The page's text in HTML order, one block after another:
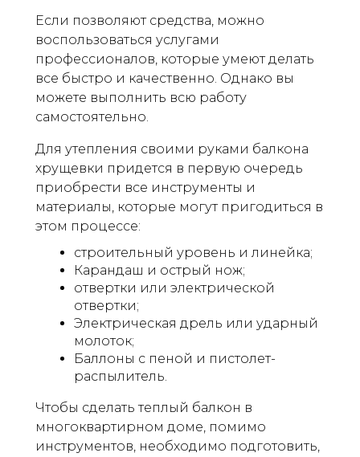
Если позволяют средства, можно
воспользоваться услугами
профессионалов, которые умеют делать
все быстро и качественно. Однако вы
можете выполнить всю работу
самостоятельно.
Для утепления своими руками балкона
хрущевки придется в первую очередь
приобрести все инструменты и
материалы, которые могут пригодиться в
этом процессе:
строительный уровень и линейка;
Карандаш и острый нож;
отвертки или электрической
отвертки;
Электрическая дрель или ударный
молоток;
Баллоны с пеной и пистолет-
распылитель.
Чтобы сделать теплый балкон в
многоквартирном доме, помимо
инструментов, необходимо подготовить,